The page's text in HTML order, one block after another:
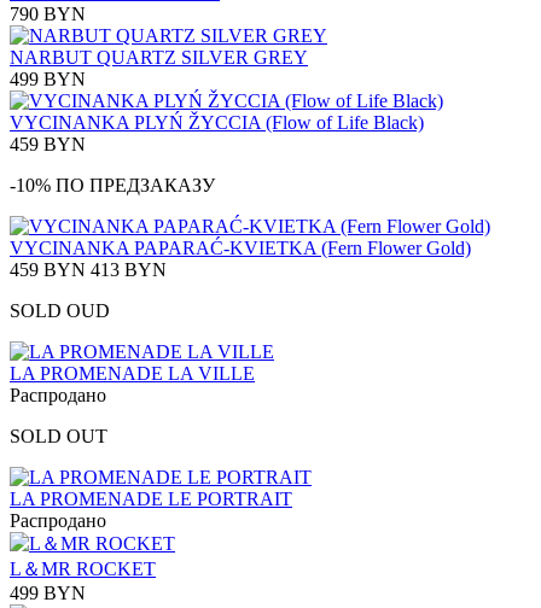
790 BYN
NARBUT QUARTZ SILVER GREY
499 BYN
VYCINANKA PLYŃ ŽYCCIA (Flow of Life Black)
459 BYN
-10% ПО ПРЕДЗАКАЗУ
VYCINANKA PAPARAĆ-KVIETKA (Fern Flower Gold)
459 BYN 413 BYN
SOLD OUD
LA PROMENADE LA VILLE
Распродано
SOLD OUT
LA PROMENADE LE PORTRAIT
Распродано
L＆MR ROCKET
499 BYN